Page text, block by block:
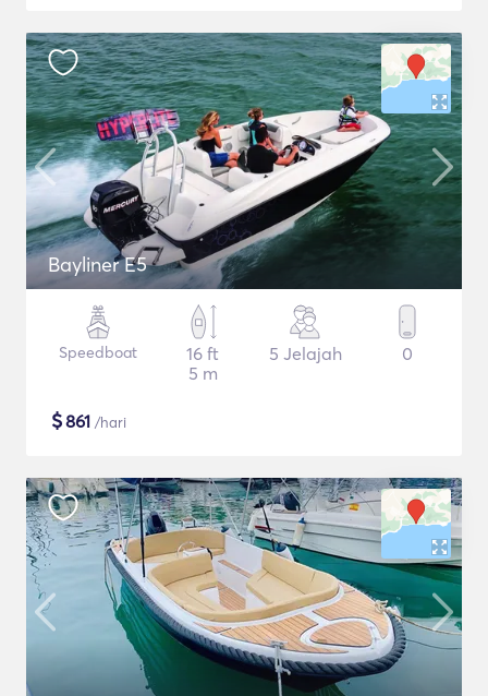
Bayliner E5
Speedboat
16 ft
5 m
5 Jelajah 0
$861 /hari